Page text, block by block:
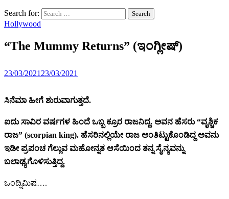
Search for:
Hollywood
“The Mummy Returns” (ಇಂಗ್ಲೀಷ್)
23/03/2021 23/03/2021
ಸಿನೆಮಾ ಹೀಗೆ ಶುರುವಾಗುತ್ತದೆ.
ಐದು ಸಾವಿರ ವರ್ಷಗಳ ಹಿಂದೆ ಒಬ್ಬ ಕ್ರೂರ ರಾಜನಿದ್ದ. ಅವನ ಹೆಸರು “ವೃಶ್ಚಿಕ
ರಾಜ” (scorpian king). ಹೆಸರಿನಲ್ಲಿಯೇ ರಾಜ ಅಂತಿಟ್ಟುಕೊಂಡಿದ್ದ ಅವನು
ಇಡೀ ಪ್ರಪಂಚ ಗೆಲ್ಲುವ ಮಹೋನ್ನತ ಆಸೆಯಿಂದ ತನ್ನ ಸೈನ್ಯವನ್ನು
ಬಲಾಢ್ಯಗೊಳಿಸುತ್ತಿದ್ದ.
ಒಂದ್ನಿಮಿಷ….